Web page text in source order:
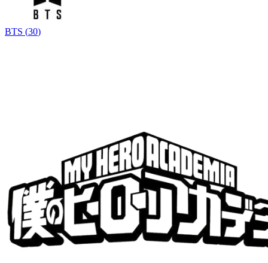
BTS (30)